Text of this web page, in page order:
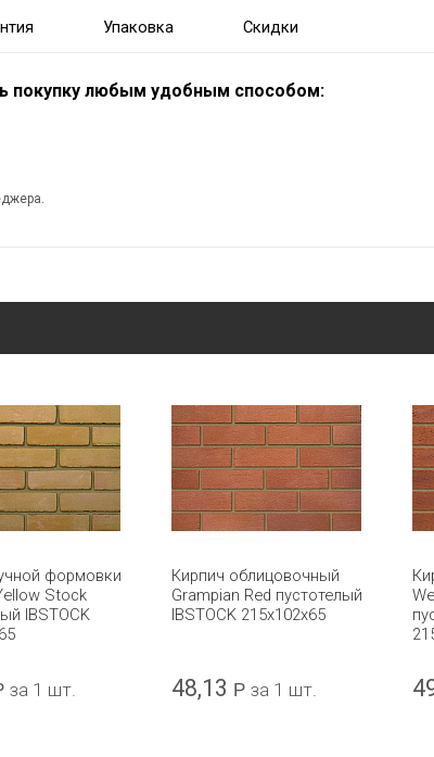
Упаковка Скидки
покупку любым удобным способом:
формовки
Stock
IBSTOCK
за 1 шт.
Кирпич облицовочный
Grampian Red пустотелый
IBSTOCK 215x102x65
48,13 Р за 1 шт.